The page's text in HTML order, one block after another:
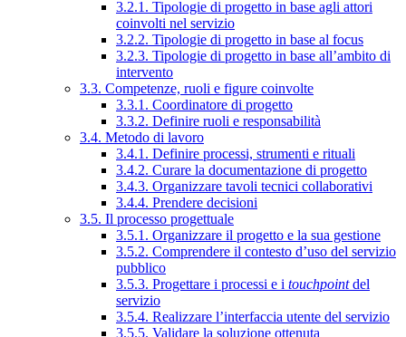
3.2.1. Tipologie di progetto in base agli attori
coinvolti nel servizio
3.2.2. Tipologie di progetto in base al focus
3.2.3. Tipologie di progetto in base all’ambito di
intervento
3.3. Competenze, ruoli e figure coinvolte
3.3.1. Coordinatore di progetto
3.3.2. Definire ruoli e responsabilità
3.4. Metodo di lavoro
3.4.1. Definire processi, strumenti e rituali
3.4.2. Curare la documentazione di progetto
3.4.3. Organizzare tavoli tecnici collaborativi
3.4.4. Prendere decisioni
3.5. Il processo progettuale
3.5.1. Organizzare il progetto e la sua gestione
3.5.2. Comprendere il contesto d’uso del servizio
pubblico
3.5.3. Progettare i processi e i touchpointdel
servizio
3.5.4. Realizzare l’interfaccia utente del servizio
3.5.5. Validare la soluzione ottenuta